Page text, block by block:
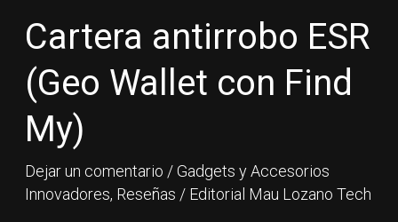
Cartera antirrobo ESR
(Geo Wallet con Find
My)
Dejar un comentario /Gadgets y Accesorios
Innovadores, Reseñas / Editorial Mau Lozano Tech
ESR
(Geo
Wallet
con
Find
My)